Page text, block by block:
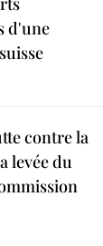
d'une
contre la
levée du